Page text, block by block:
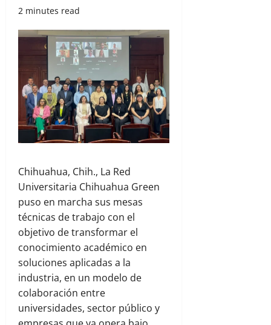
2 minutes read
Chihuahua, Chih., La Red
Universitaria Chihuahua Green
puso en marcha sus mesas
técnicas de trabajo con el
objetivo de transformar el
conocimiento académico en
soluciones aplicadas a la
industria, en un modelo de
colaboración entre
universidades, sector público y